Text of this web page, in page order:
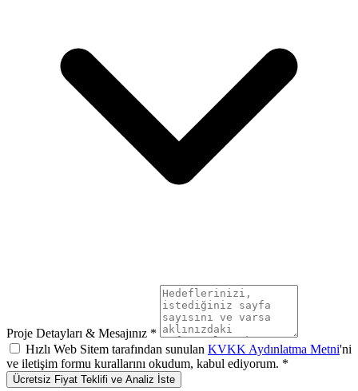
Proje Detayları & Mesajınız *
Hızlı Web Sitem tarafından sunulan KVKK Aydınlatma Metni'ni
ve iletişim formu kurallarını okudum, kabul ediyorum. *
Ücretsiz Fiyat Teklifi ve Analiz İste